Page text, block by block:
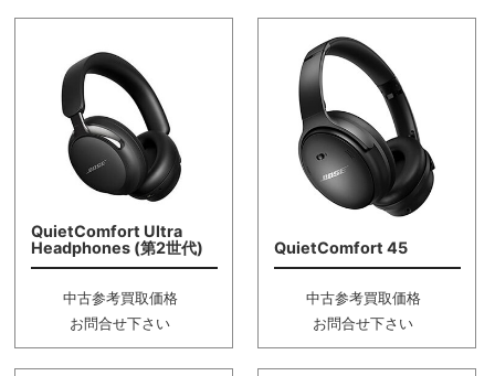
QuietComfort Ultra
Headphones (第2世代)
中古参考買取価格
お問合せ下さい
QuietComfort 45
中古参考買取価格
お問合せ下さい